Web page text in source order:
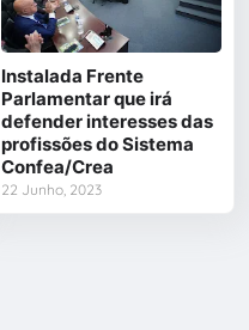
Instalada Frente
Parlamentar que irá
defender interesses das
profissões do Sistema
Confea/Crea
22 Junho, 2023